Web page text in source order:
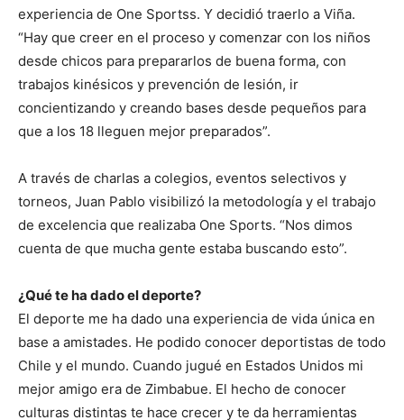
experiencia de One Sportss. Y decidió traerlo a Viña.
“Hay que creer en el proceso y comenzar con los niños
desde chicos para prepararlos de buena forma, con
trabajos kinésicos y prevención de lesión, ir
concientizando y creando bases desde pequeños para
que a los 18 lleguen mejor preparados”.
A través de charlas a colegios, eventos selectivos y
torneos, Juan Pablo visibilizó la metodología y el trabajo
de excelencia que realizaba One Sports. “Nos dimos
cuenta de que mucha gente estaba buscando esto”.
¿Qué te ha dado el deporte?
El deporte me ha dado una experiencia de vida única en
base a amistades. He podido conocer deportistas de todo
Chile y el mundo. Cuando jugué en Estados Unidos mi
mejor amigo era de Zimbabue. El hecho de conocer
culturas distintas te hace crecer y te da herramientas